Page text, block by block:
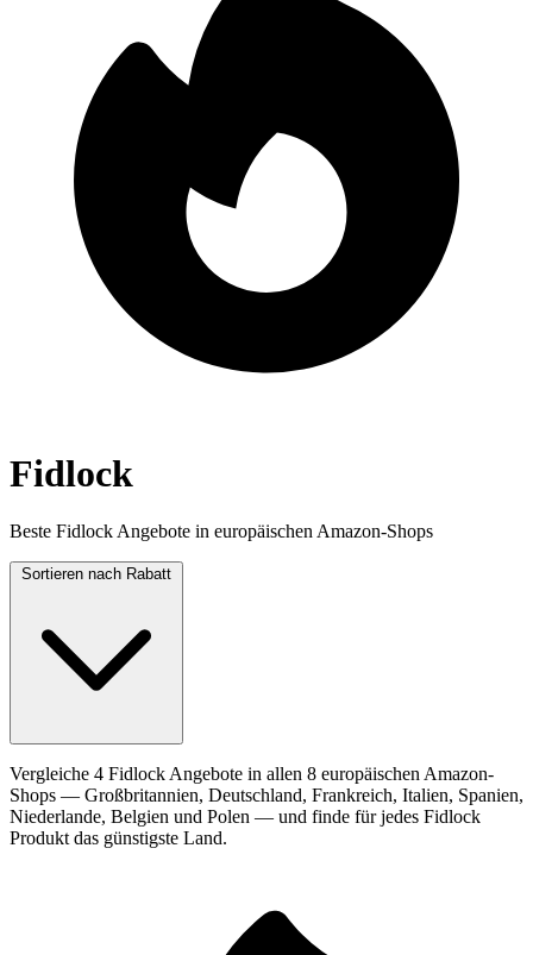
Fidlock
Beste Fidlock Angebote in europäischen Amazon-Shops
Sortieren nach Rabatt
Vergleiche 4 Fidlock Angebote in allen 8 europäischen Amazon-
Shops — Großbritannien, Deutschland, Frankreich, Italien, Spanien,
Niederlande, Belgien und Polen — und finde für jedes Fidlock
Produkt das günstigste Land.